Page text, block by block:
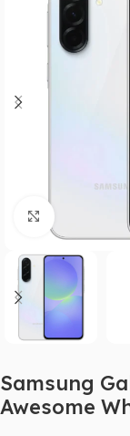
Click to
Samsung
Awesome